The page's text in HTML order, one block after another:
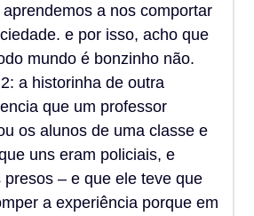
a nos comportar
e por isso, acho que
mundo é bonzinho não.
a historinha de outra
que um professor
os alunos de uma classe e
uns eram policiais, e
presos – e que ele teve que
a experiência porque em